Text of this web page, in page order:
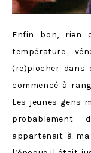
Enfin bon, rien
température
(re)piocher dans
commencé à
Les jeunes gens
probablement
appartenait à ma